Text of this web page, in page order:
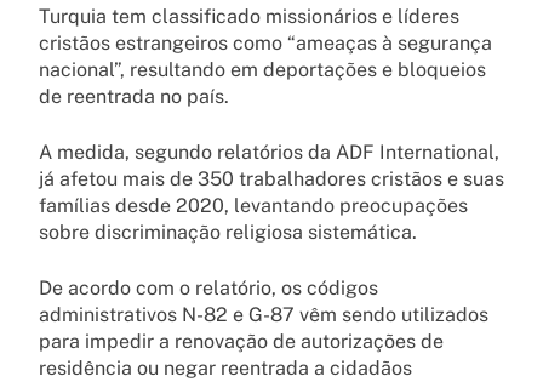
Turquia tem classificado missionários e líderes
cristãos estrangeiros como “ameaças à segurança
nacional”, resultando em deportações e bloqueios
de reentrada no país.
A medida, segundo relatórios da ADF International,
já afetou mais de 350 trabalhadores cristãos e suas
famílias desde 2020, levantando preocupações
sobre discriminação religiosa sistemática.
De acordo com o relatório, os códigos
administrativos N-82 e G-87 vêm sendo utilizados
para impedir a renovação de autorizações de
residência ou negar reentrada a cidadãos